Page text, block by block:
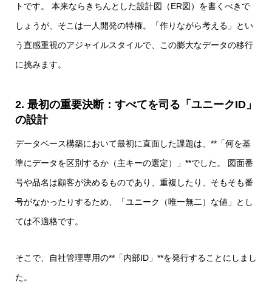
トです。 本来ならきちんとした設計図（ER図）を書くべきで
しょうが、そこは一人開発の特権。「作りながら考える」とい
う直感重視のアジャイルスタイルで、この膨大なデータの移行
に挑みます。
2. 最初の重要決断：すべてを司る「ユニークID」
の設計
データベース構築において最初に直面した課題は、**「何を基
準にデータを区別するか（主キーの選定）」**でした。 図面番
号や品名は顧客が決めるものであり、重複したり、そもそも番
号がなかったりするため、「ユニーク（唯一無二）な値」とし
ては不適格です。
そこで、自社管理専用の**「内部ID」**を発行することにしまし
た。